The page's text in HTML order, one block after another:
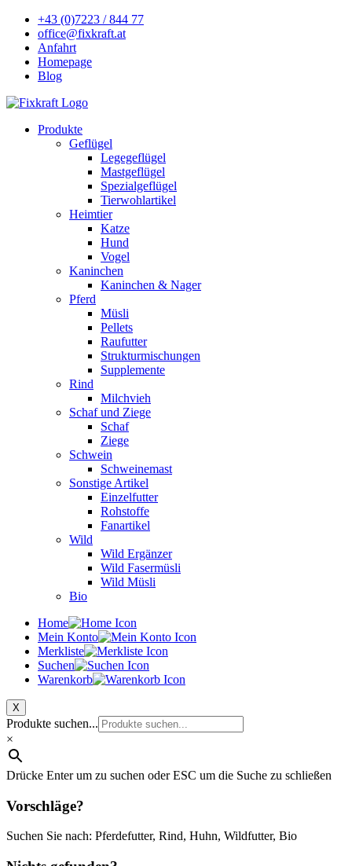
+43 (0)7223 / 844 77
office@fixkraft.at
Anfahrt
Homepage
Blog
Produkte
Geflügel
Legegeflügel
Mastgeflügel
Spezialgeflügel
Tierwohlartikel
Heimtier
Katze
Hund
Vogel
Kaninchen
Kaninchen & Nager
Pferd
Müsli
Pellets
Raufutter
Strukturmischungen
Supplemente
Rind
Milchvieh
Schaf und Ziege
Schaf
Ziege
Schwein
Schweinemast
Sonstige Artikel
Einzelfutter
Rohstoffe
Fanartikel
Wild
Wild Ergänzer
Wild Fasermüsli
Wild Müsli
Bio
Home
Mein Konto
Merkliste
Suchen
Warenkorb
X
Produkte suchen...
×
Drücke Enter um zu suchen oder ESC um die Suche zu schließen
Vorschläge?
Suchen Sie nach: Pferdefutter, Rind, Huhn, Wildfutter, Bio